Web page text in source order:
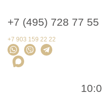
+7 (495) 728 77 55
+7 903 159 22 22